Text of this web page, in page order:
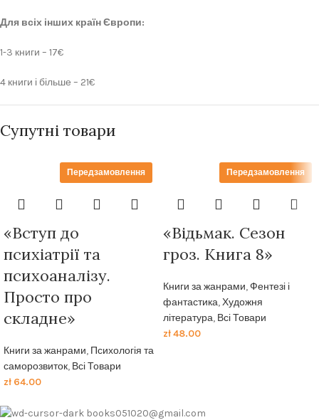
Для всіх інших країн Європи:
1-3 книги – 17€
4 книги і більше – 21€
Супутні товари
Передзамовлення
«Вступ до
психіатрії та
психоаналізу.
Просто про
складне»
Книги за жанрами, Психологія та
саморозвиток, Всі Товари
zł 64.00
Передзамовлення
«Відьмак. Сезон
гроз. Книга 8»
Книги за жанрами,Фентезі і
фантастика,Художня
література, Всі Товари
zł48.00
books051020@gmail.com